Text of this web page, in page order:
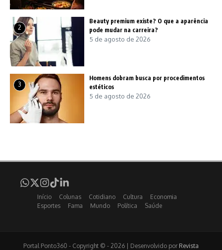
2
Beauty premium existe? O que a aparência
pode mudar na carreira?
5 de agosto de 2026
3
Homens dobram busca por procedimentos
estéticos
5 de agosto de 2026
Início Colunas Cotidiano Cultura
Economia
Esportes
Fama Mundo Política Saúde
Portal Ponto360 - Copyright © - 2026 | Desenvolvido por Revista